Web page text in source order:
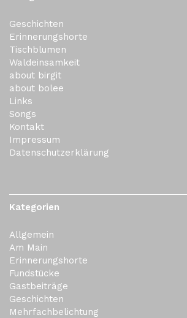
Geschichten
Erinnerungshorte
Tischblumen
Waldeinsamkeit
about birgit
about bolee
Links
Songs
Kontakt
Impressum
Datenschutzerklärung
Kategorien
Allgemein
Am Main
Erinnerungshorte
Fundstücke
Gastbeiträge
Geschichten
Mehrfachbelichtung